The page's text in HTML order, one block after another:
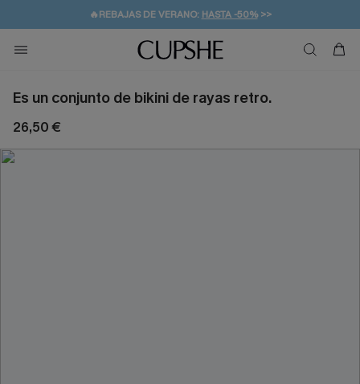
🔥REBAJAS DE VERANO: HASTA -50%>>
👒PROMOCIÓN DE VERANO:-10% EN 2 VESTIDOS
💌¡SUSCRIBIRSE & GANAR -10% EXTRA!
🚚ENVÍO GRATUITO A PARTIR DE 49 € >>
Es un conjunto de bikini de rayas retro.
26,50 €